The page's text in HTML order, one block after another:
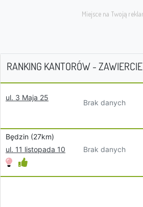
RANKING KANTORÓW - ZAWIERCIE
ul. 3 Maja 25
Brak danych
Będzin (27km)
ul. 11 listopada 10
Brak danych